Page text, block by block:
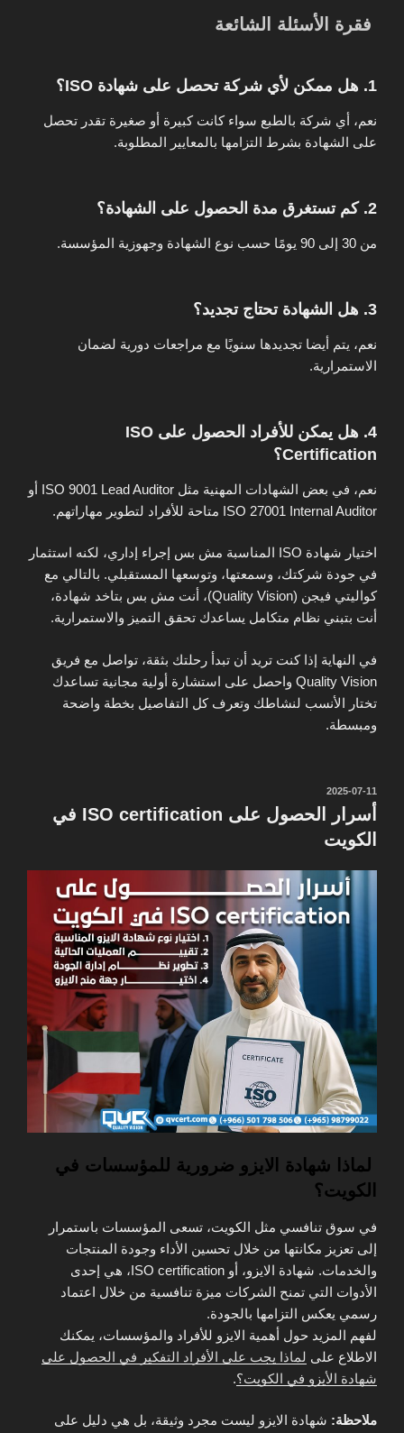
فقرة الأسئلة الشائعة
1. هل ممكن لأي شركة تحصل على شهادة ISO؟
نعم، أي شركة بالطبع سواء كانت كبيرة أو صغيرة تقدر تحصل
على الشهادة بشرط التزامها بالمعايير المطلوبة.
2. كم تستغرق مدة الحصول على الشهادة؟
من 30 إلى 90 يومًا حسب نوع الشهادة وجهوزية المؤسسة.
3. هل الشهادة تحتاج تجديد؟
نعم، يتم أيضا تجديدها سنويًا مع مراجعات دورية لضمان
الاستمرارية.
4. هل يمكن للأفراد الحصول على ISO
Certification؟
نعم، في بعض الشهادات المهنية مثل ISO 9001 Lead Auditor أو
ISO 27001 Internal Auditor متاحة للأفراد لتطوير مهاراتهم.
اختيار شهادة ISO المناسبة مش بس إجراء إداري، لكنه استثمار
في جودة شركتك، وسمعتها، وتوسعها المستقبلي. بالتالي مع
كواليتي فيجن (Quality Vision)
، أنت مش بس بتاخد شهادة،
أنت بتبني نظام متكامل يساعدك تحقق التميز والاستمرارية.
في النهاية إذا كنت تريد أن تبدأ رحلتك بثقة، تواصل مع فريق
Quality Vision واحصل على استشارة أولية مجانية تساعدك
تختار الأنسب لنشاطك وتعرف كل التفاصيل بخطة واضحة
ومبسطة.
نُشر
في
2025-07-11
أسرار الحصول على ISO certification في
الكويت
لماذا شهادة الايزو ضرورية للمؤسسات في
الكويت؟
في سوق تنافسي مثل الكويت، تسعى المؤسسات باستمرار
إلى تعزيز مكانتها من خلال تحسين الأداء وجودة المنتجات
والخدمات. شهادة الايزو، أو ISO certification، هي إحدى
الأدوات التي تمنح الشركات ميزة تنافسية من خلال اعتماد
رسمي يعكس التزامها بالجودة.
لفهم المزيد حول أهمية الايزو للأفراد والمؤسسات، يمكنك
الاطلاع على لماذا يجب على الأفراد التفكير في الحصول على
شهادة الأيزو في الكويت؟.
ملاحظة: شهادة الايزو ليست مجرد وثيقة، بل هي دليل على